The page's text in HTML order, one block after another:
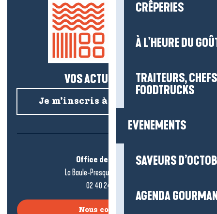
CRÊPERIES
À L'HEURE DU
TRAITEURS,
FOODTRUCKS
EVENEMENTS
SAVEURS
AGENDA
VOS ACTUS SALÉES !
Je m’inscris à la newsletter
Office de tourisme
La Baule-Presqu’île de Guérande
02 40 24 34 44
Nous contacter